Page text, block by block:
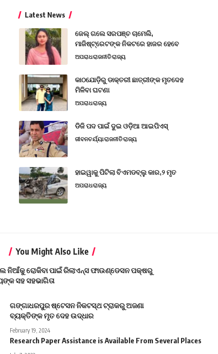
Latest News
ଜେଲ୍ ଗଲେ ସରପଞ୍ଚ ଚାମେଲି,
ମାଜିଷ୍ଟ୍ରେଟଙ୍କ ନିକଟରେ ହାଜର ହେବେ
ଅପରାଧରାଜନୀତିରାଜ୍ୟ
କାଠଯୋଡ଼ିରୁ ଡାକ୍ତରୀ ଛାତ୍ରୀଙ୍କ ମୃତଦେହ
ମିଳିବା ଘଟଣା
ଅପରାଧରାଜ୍ୟ
ଡିଜି ପଦ ପାଇଁ ଦୁଇ ଓଡ଼ିଆ ଆଇପିଏସ୍
ଜୀବନଚର୍ଯ୍ୟାରାଜନୀତିରାଜ୍ୟ
ହାଇୱାକୁ ପିଟିଲା ବିଏମଡବ୍ଲୁ କାର,୨ ମୃତ
ଅପରାଧରାଜ୍ୟ
You Might Also Like
ନିଆଁକୁ ରୋକିବା ପାଇଁ ରିଲାଏନ୍ସ ଫାଉଣ୍ଡେସନ ପକ୍ଷରୁ
ସହ ସହଭାଗିତା
ଗଙ୍ଗାଧରପୁର ଷ୍ଟେସନ ନିକଟସ୍ଥ ଟ୍ରାକରୁ ଅଜଣା
ବ୍ୟକ୍ତିଙ୍କ ମୃତ ଦେହ ଉଦ୍ଧାର
February 19, 2024
Research Paper Assistance is Available From Several Places